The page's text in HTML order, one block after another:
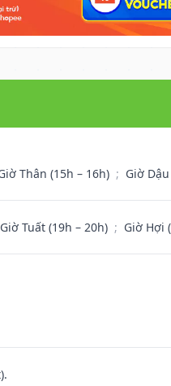
Thân (15h – 16h) ; Giờ
Giờ Tuất (19h – 20h) ; Giờ Hợi